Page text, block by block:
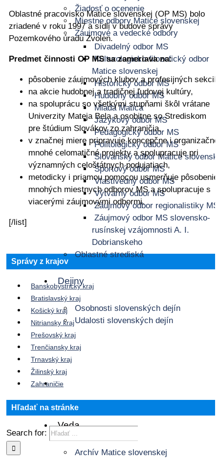
Žiadosť o ocenenie
Miestne odbory Matice slovenskej
Záujmové a vedecké odbory
Divadelný odbor MS
Kulturologicko-filozofický odbor
Matice slovenskej
Historický odbor MS
Hudobný odbor MS
Mladá Matica
Jazykový odbor MS
Pedagogický odbor MS
Politologický odbor MS
Slovanský odbor Matice
Športový odbor MS
Vlastivedný odbor MS
Výtvarný odbor MS
Záujmový odbor regionalistiky MS
Záujmový odbor MS slovensko-
rusínskej vzájomnosti A. I.
Dobrianskeho
Oblastné strediská
Dejiny
Osobnosti slovenských dejín
Udalosti slovenských dejín
Veda
Archív Matice slovenskej
Oblastné pracovisko Matice slovenskej (OP MS) bolo
zriadené v roku 1997 a sídli v budove správy
Pozemkového úradu Zvolen.
Predmet činnosti OP MS sa zameriava na:
pôsobenie záujmových klubov a profesijných sekcií,
na akcie hudobnej a tradičnej ľudovej kultúry,
na spoluprácu so všetkými stupňami škôl vrátane
Univerzity Mateja Bela a osobitne so Strediskom
pre štúdium Slovákov zo zahraničia,
v značnej miere pripravuje koncepčne i organizačne
mnohé celomatičné projekty a spolupracuje pri
významných celoštátnych podujatiach,
metodicky i priamou pomocou usmerňuje pôsobenie
mnohých miestnych odborov MS a spolupracuje s
viacerými záujmovými odbormi.
[/list]
Správy z krajov
Banskobystrický kraj
Bratislavský kraj
Košický kraj
Nitriansky kraj
Prešovský kraj
Trenčiansky kraj
Trnavský kraj
Žilinský kraj
Zahraničie
Hľadať na stránke
Search for: